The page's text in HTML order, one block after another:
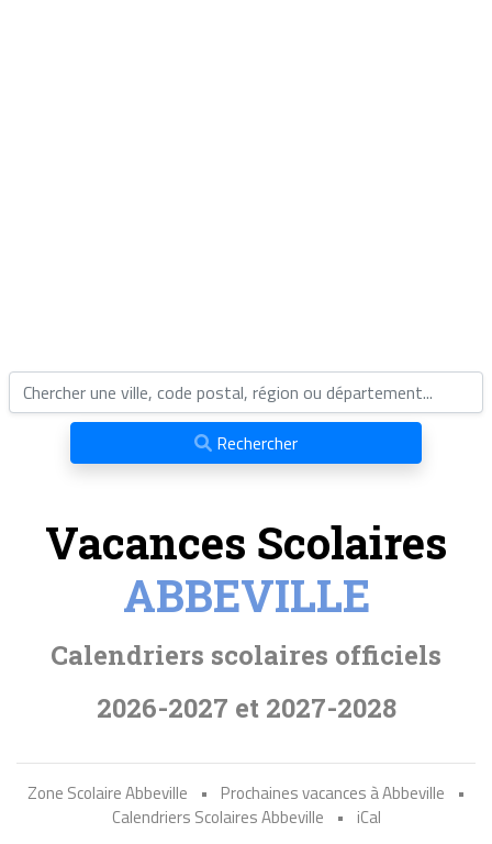
Rechercher
Vacances Scolaires
ABBEVILLE
Calendriers scolaires officiels
2026-2027 et 2027-2028
Zone Scolaire Abbeville • Prochaines vacances à Abbeville
•
Calendriers Scolaires Abbeville
• iCal